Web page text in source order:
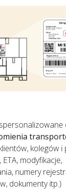
kolegów
ETA, modyfikacje,
numery
dokumenty itp.)